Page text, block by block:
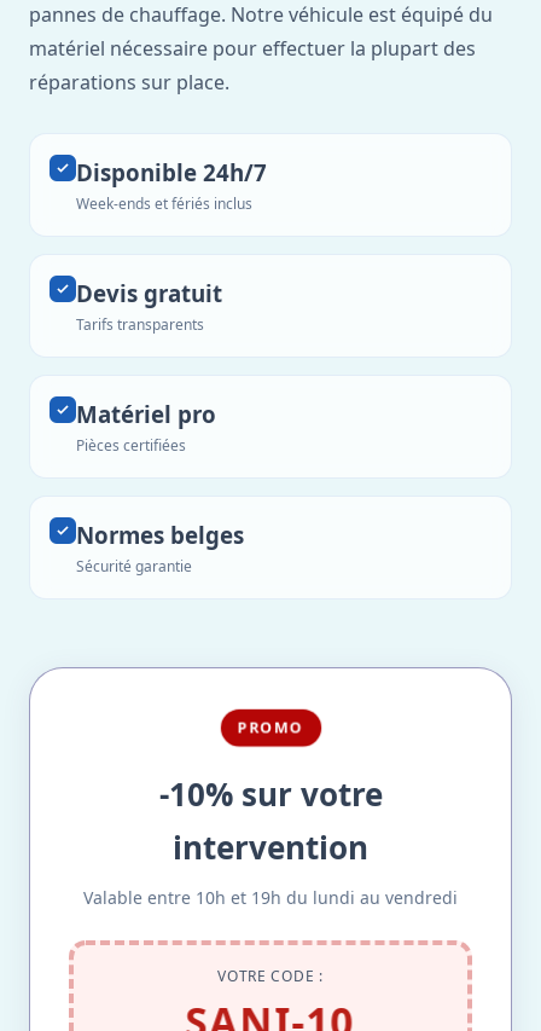
pannes de chauffage. Notre véhicule est équipé du
matériel nécessaire pour effectuer la plupart des
réparations sur place.
Disponible 24h/7
Week-ends et fériés inclus
Devis gratuit
Tarifs transparents
Matériel pro
Pièces certifiées
Normes belges
Sécurité garantie
PROMO
-10% sur votre
intervention
Valable entre 10h et 19h du lundi au vendredi
VOTRE CODE :